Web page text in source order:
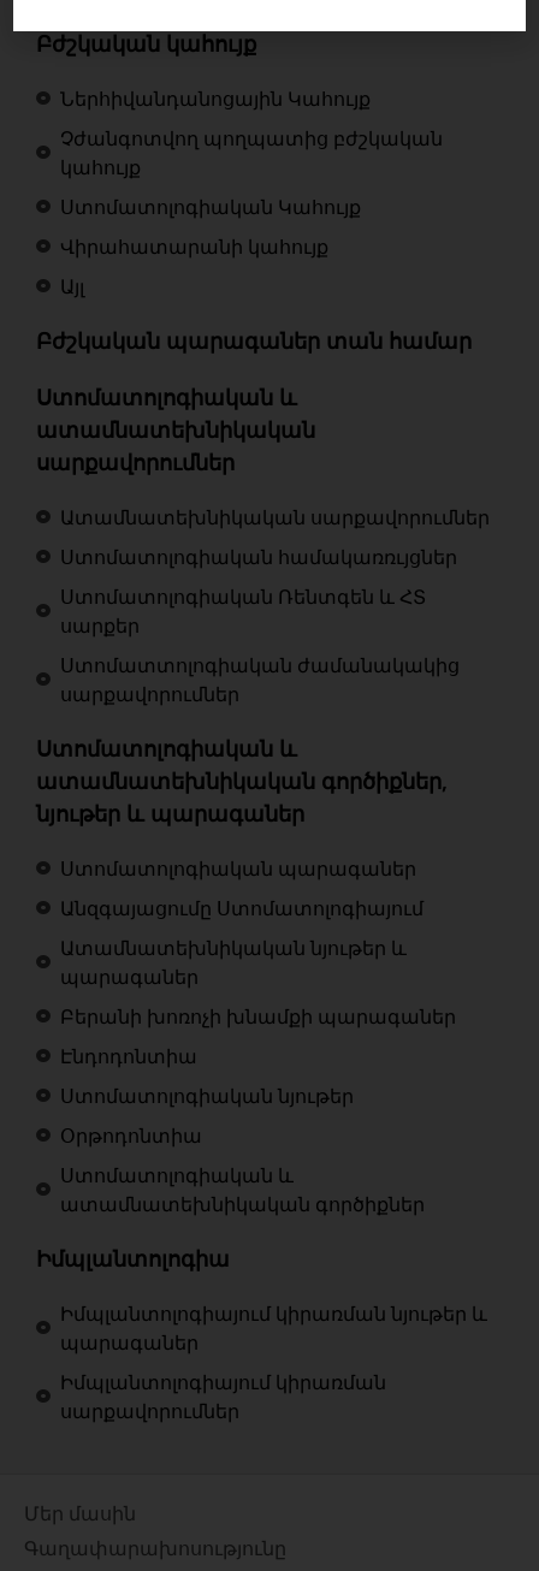
Բժշկական կահույք
Ներհիվանդանոցային Կահույք
Չժանգոտվող պողպատից բժշկական
կահույք
Ստոմատոլոգիական Կահույք
Վիրահատարանի կահույք
Այլ
Բժշկական պարագաներ տան համար
Ստոմատոլոգիական և
ատամնատեխնիկական
սարքավորումներ
Ատամնատեխնիկական սարքավորումներ
Ստոմատոլոգիական համակառռւյցներ
Ստոմատոլոգիական Ռենտգեն և ՀՏ
սարքեր
Ստոմատտոլոգիական ժամանակակից
սարքավորումներ
Ստոմատոլոգիական և
ատամնատեխնիկական գործիքներ,
նյութեր և պարագաներ
Ստոմատոլոգիական պարագաներ
Անզգայացումը Ստոմատոլոգիայում
Ատամնատեխնիկական նյութեր և
պարագաներ
Բերանի խոռոչի խնամքի պարագաներ
Էնդոդոնտիա
Ստոմատոլոգիական նյութեր
Օրթոդոնտիա
Ստոմատոլոգիական և
ատամնատեխնիկական գործիքներ
Իմպլանտոլոգիա
Իմպլանտոլոգիայում կիրառման նյութեր և
պարագաներ
Իմպլանտոլոգիայում կիրառման
սարքավորումներ
Մեր մասին
Գաղափարախոսությունը